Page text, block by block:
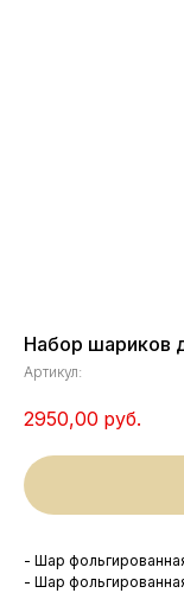
Набор шариков
Артикул:
2950,00 руб.
- Шар
- Шар